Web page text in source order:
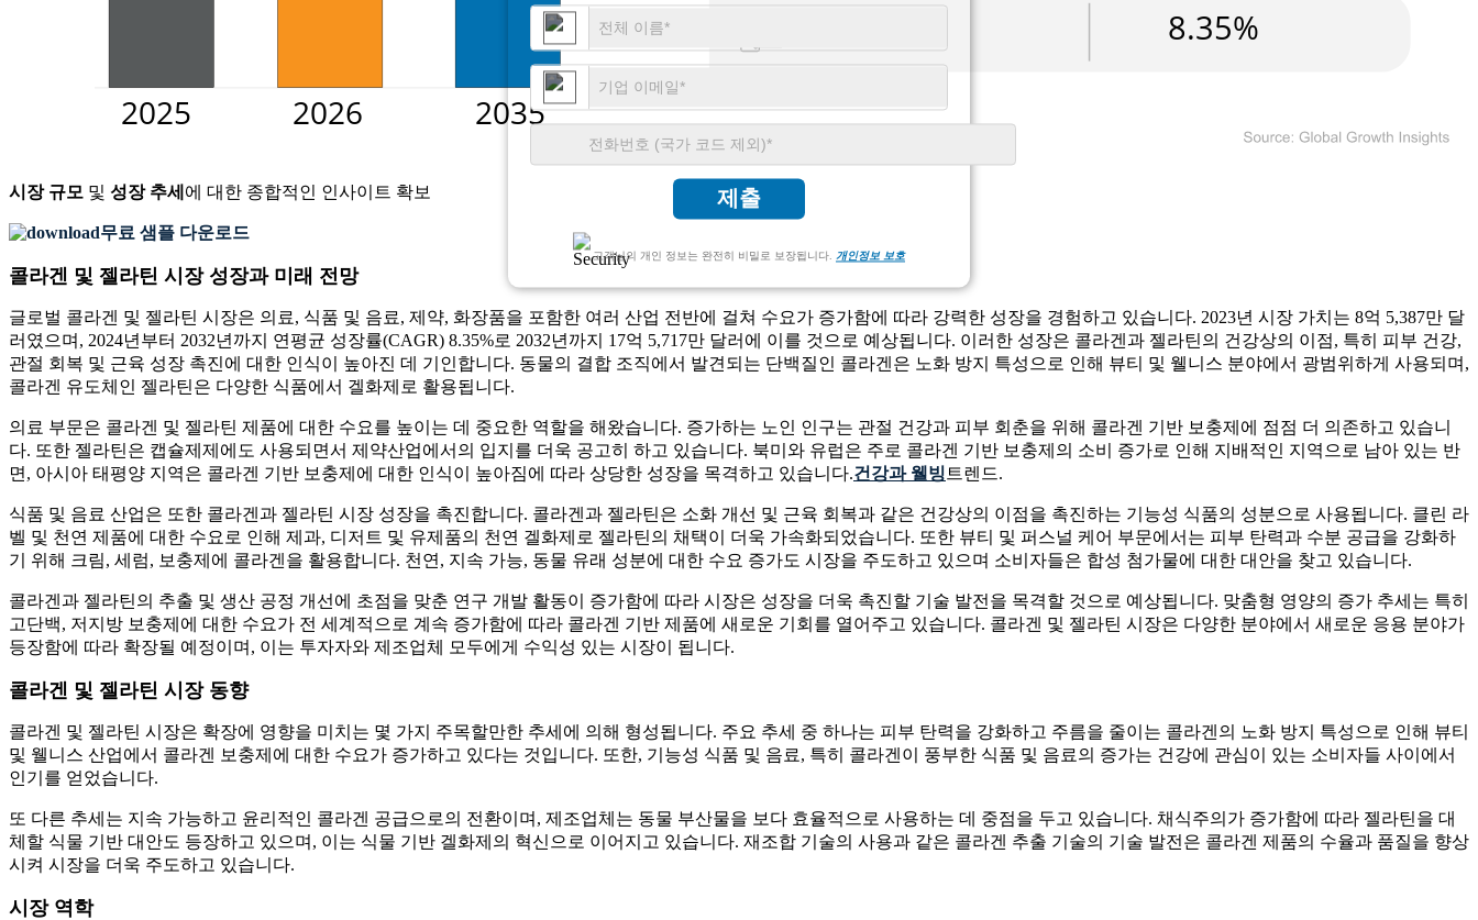
제출
고객님의 개인 정보는 완전히 비밀로 보장됩니다. 개인정보 보호
시장 규모 및 성장 추세 에 대한 종합적인 인사이트 확보
무료 샘플 다운로드
콜라겐 및 젤라틴 시장 성장과 미래 전망
글로벌 콜라겐 및 젤라틴 시장은 의료, 식품 및 음료, 제약, 화장품을 포함한 여러 산업 전반에 걸쳐 수요가 증가함에 따라 강력한 성장을 경험하고 있습니다. 2023년 시장 가치는 8억 5,387만 달
러였으며, 2024년부터 2032년까지 연평균 성장률(CAGR) 8.35%로 2032년까지 17억 5,717만 달러에 이를 것으로 예상됩니다. 이러한 성장은 콜라겐과 젤라틴의 건강상의 이점, 특히 피부 건강,
관절 회복 및 근육 성장 촉진에 대한 인식이 높아진 데 기인합니다. 동물의 결합 조직에서 발견되는 단백질인 콜라겐은 노화 방지 특성으로 인해 뷰티 및 웰니스 분야에서 광범위하게 사용되며,
콜라겐 유도체인 젤라틴은 다양한 식품에서 겔화제로 활용됩니다.
의료 부문은 콜라겐 및 젤라틴 제품에 대한 수요를 높이는 데 중요한 역할을 해왔습니다. 증가하는 노인 인구는 관절 건강과 피부 회춘을 위해 콜라겐 기반 보충제에 점점 더 의존하고 있습니
다. 또한 젤라틴은 캡슐제제에도 사용되면서 제약산업에서의 입지를 더욱 공고히 하고 있습니다. 북미와 유럽은 주로 콜라겐 기반 보충제의 소비 증가로 인해 지배적인 지역으로 남아 있는 반
면, 아시아 태평양 지역은 콜라겐 기반 보충제에 대한 인식이 높아짐에 따라 상당한 성장을 목격하고 있습니다.건강과 웰빙 트렌드.
식품 및 음료 산업은 또한 콜라겐과 젤라틴 시장 성장을 촉진합니다. 콜라겐과 젤라틴은 소화 개선 및 근육 회복과 같은 건강상의 이점을 촉진하는 기능성 식품의 성분으로 사용됩니다. 클린 라
벨 및 천연 제품에 대한 수요로 인해 제과, 디저트 및 유제품의 천연 겔화제로 젤라틴의 채택이 더욱 가속화되었습니다. 또한 뷰티 및 퍼스널 케어 부문에서는 피부 탄력과 수분 공급을 강화하
기 위해 크림, 세럼, 보충제에 콜라겐을 활용합니다. 천연, 지속 가능, 동물 유래 성분에 대한 수요 증가도 시장을 주도하고 있으며 소비자들은 합성 첨가물에 대한 대안을 찾고 있습니다.
콜라겐과 젤라틴의 추출 및 생산 공정 개선에 초점을 맞춘 연구 개발 활동이 증가함에 따라 시장은 성장을 더욱 촉진할 기술 발전을 목격할 것으로 예상됩니다. 맞춤형 영양의 증가 추세는 특히
고단백, 저지방 보충제에 대한 수요가 전 세계적으로 계속 증가함에 따라 콜라겐 기반 제품에 새로운 기회를 열어주고 있습니다. 콜라겐 및 젤라틴 시장은 다양한 분야에서 새로운 응용 분야가
등장함에 따라 확장될 예정이며, 이는 투자자와 제조업체 모두에게 수익성 있는 시장이 됩니다.
콜라겐 및 젤라틴 시장 동향
콜라겐 및 젤라틴 시장은 확장에 영향을 미치는 몇 가지 주목할만한 추세에 의해 형성됩니다. 주요 추세 중 하나는 피부 탄력을 강화하고 주름을 줄이는 콜라겐의 노화 방지 특성으로 인해 뷰티
및 웰니스 산업에서 콜라겐 보충제에 대한 수요가 증가하고 있다는 것입니다. 또한, 기능성 식품 및 음료, 특히 콜라겐이 풍부한 식품 및 음료의 증가는 건강에 관심이 있는 소비자들 사이에서
인기를 얻었습니다.
또 다른 추세는 지속 가능하고 윤리적인 콜라겐 공급으로의 전환이며, 제조업체는 동물 부산물을 보다 효율적으로 사용하는 데 중점을 두고 있습니다. 채식주의가 증가함에 따라 젤라틴을 대
체할 식물 기반 대안도 등장하고 있으며, 이는 식물 기반 겔화제의 혁신으로 이어지고 있습니다. 재조합 기술의 사용과 같은 콜라겐 추출 기술의 기술 발전은 콜라겐 제품의 수율과 품질을 향상
시켜 시장을 더욱 주도하고 있습니다.
시장 역학